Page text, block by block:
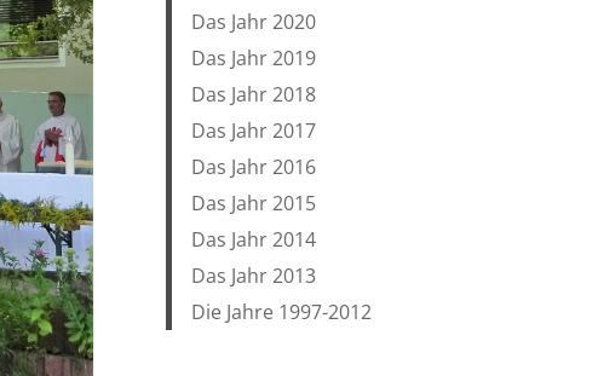
Das Jahr 2020
Das Jahr 2019
Das Jahr 2018
Das Jahr 2017
Das Jahr 2016
Das Jahr 2015
Das Jahr 2014
Das Jahr 2013
Die Jahre 1997-2012